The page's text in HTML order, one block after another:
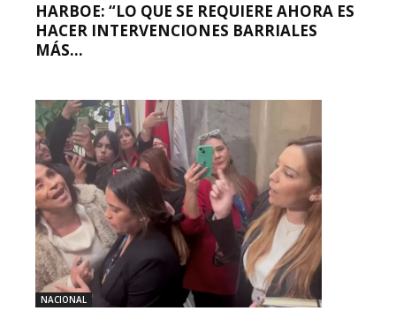
HARBOE: “LO QUE SE REQUIERE AHORA ES
HACER INTERVENCIONES BARRIALES
MÁS...
NACIONAL